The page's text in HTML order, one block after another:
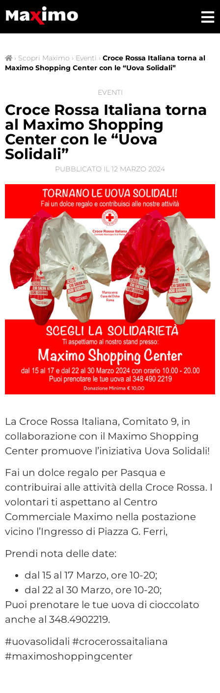
› Scopri Maximo › Eventi › Croce Rossa Italiana torna al
Maximo Shopping Center con le “Uova Solidali”
EVENTI
Croce Rossa Italiana torna
al Maximo Shopping
Center con le “Uova
Solidali”
PUBBLICATO IL 12 MARZO 2024
La Croce Rossa Italiana, Comitato 9, in
collaborazione con il Maximo Shopping
Center promuove l’iniziativa Uova Solidali!
Fai un dolce regalo per Pasqua e
contribuirai alle attività della Croce Rossa. I
volontari ti aspettano al Centro
Commerciale Maximo nella postazione
vicino l’Ingresso di Piazza G. Ferri,
Prendi nota delle date:
dal 15 al 17 Marzo, ore 10-20;
dal 22 al 30 Marzo, ore 10-20;
Puoi prenotare le tue uova di cioccolato
anche al 348.4902219.
#uovasolidali #crocerossaitaliana
#maximoshoppingcenter